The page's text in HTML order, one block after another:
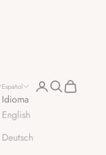
Español
Idioma
English
Deutsch
Iniciar sesión
Buscar
Cesta